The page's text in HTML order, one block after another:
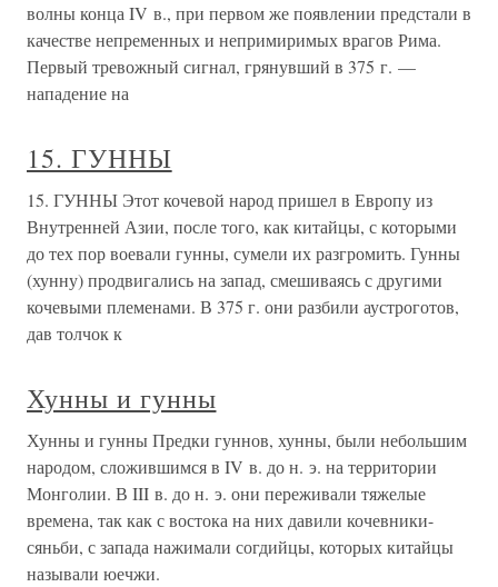
волны конца IV в., при первом же появлении предстали в
качестве непременных и непримиримых врагов Рима.
Первый тревожный сигнал, грянувший в 375 г. —
нападение на
15. ГУННЫ
15. ГУННЫ Этот кочевой народ пришел в Европу из
Внутренней Азии, после того, как китайцы, с которыми
до тех пор воевали гунны, сумели их разгромить. Гунны
(хунну) продвигались на запад, смешиваясь с другими
кочевыми племенами. В 375 г. они разбили аустроготов,
дав толчок к
Хунны и гунны
Хунны и гунны Предки гуннов, хунны, были небольшим
народом, сложившимся в IV в. до н. э. на территории
Монголии. В III в. до н. э. они переживали тяжелые
времена, так как с востока на них давили кочевники-
сяньби, с запада нажимали согдийцы, которых китайцы
называли юечжи.